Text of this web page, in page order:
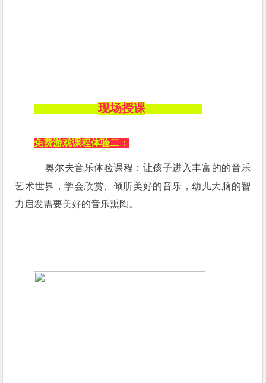
现场授课
免费游戏课程体验二：
奥尔夫音乐体验课程 ：让孩子进入丰富的的音乐
艺术世界，学会欣赏、倾听美好的音乐，幼儿大脑的智
力启发需要美好的音乐熏陶。